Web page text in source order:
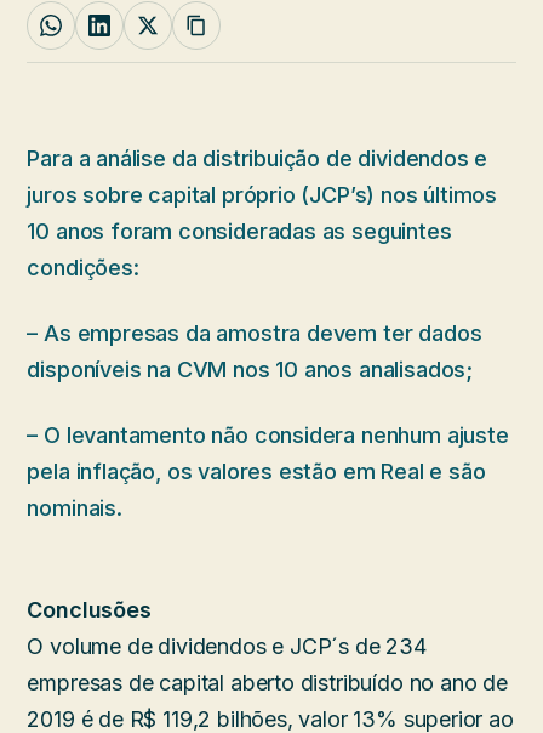
Para a análise da distribuição de dividendos e
juros sobre capital próprio (JCP’s) nos últimos
10 anos foram consideradas as seguintes
condições:
– As empresas da amostra devem ter dados
disponíveis na CVM nos 10 anos analisados;
– O levantamento não considera nenhum ajuste
pela inflação, os valores estão em Real e são
nominais.
Conclusões
O volume de dividendos e JCP´s de 234
empresas de capital aberto distribuído no ano de
2019 é de R$ 119,2 bilhões, valor 13% superior ao